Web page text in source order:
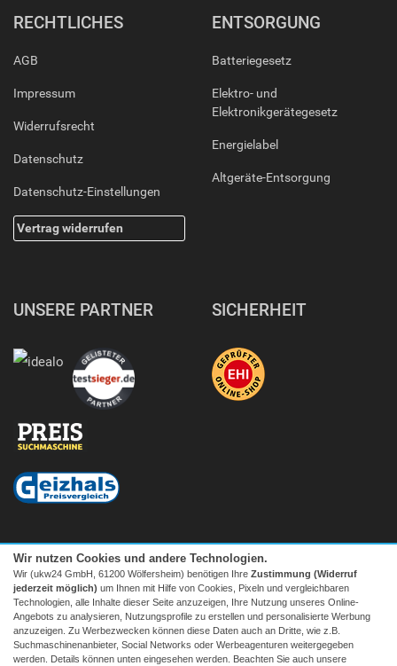
RECHTLICHES
AGB
Impressum
Widerrufsrecht
Datenschutz
Datenschutz-Einstellungen
Vertrag widerrufen
ENTSORGUNG
Batteriegesetz
Elektro- und
Elektronikgerätegesetz
Energielabel
Altgeräte-Entsorgung
UNSERE PARTNER SICHERHEIT
Facebook| twitter
Wir nutzen Cookies und andere Technologien.
Wir (ukw24 GmbH, 61200 Wölfersheim) benötigen Ihre Zustimmung (Widerruf
jederzeit möglich) um Ihnen mit Hilfe von Cookies, Pixeln und vergleichbaren
Technologien, alle Inhalte dieser Seite anzuzeigen, Ihre Nutzung unseres Online-
Angebots zu analysieren, Nutzungsprofile zu erstellen und personalisierte Werbung
anzuzeigen. Zu Werbezwecken können diese Daten auch an Dritte, wie z.B.
Suchmaschinenanbieter, Social Networks oder Werbeagenturen weitergegeben
werden. Details können unten eingesehen werden. Beachten Sie auch unsere